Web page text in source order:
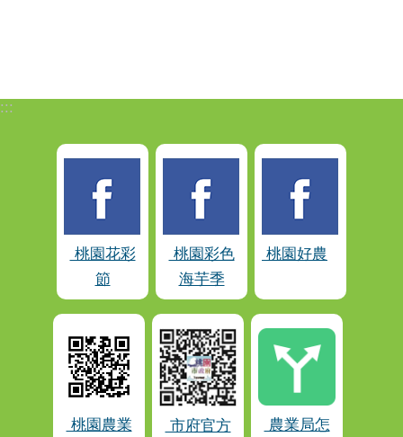
:::
桃園花彩
節
桃園彩色
海芋季
桃園好農
桃園農業
市府官方
農業局怎